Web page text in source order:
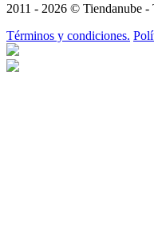
2011 - 2026 © Tiendanube -
Términos y condiciones.